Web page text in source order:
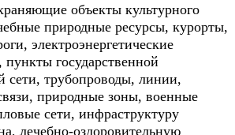
объекты культурного
природные ресурсы, курорты,
электроэнергетические
пункты государственной
сети, трубопроводы, линии,
природные зоны, военные
сети, инфраструктуру
лечебно-оздоровительную